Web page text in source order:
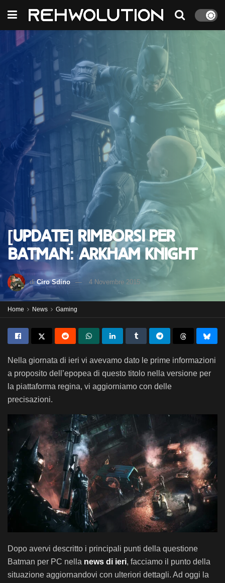
[Update] Rimborsi per
Batman: Arkham Knight
di Ciro Sdino 4 Novembre 2015
Home News Gaming
Nella giornata di ieri vi avevamo dato le prime informazioni
a proposito dell’epopea di questo titolo nella versione per
la piattaforma regina, vi aggiorniamo con delle
precisazioni.
Dopo avervi descritto i principali punti della questione
Batman per PC nella news di ieri, facciamo il punto della
situazione aggiornandovi con ulteriori dettagli. Ad oggi la